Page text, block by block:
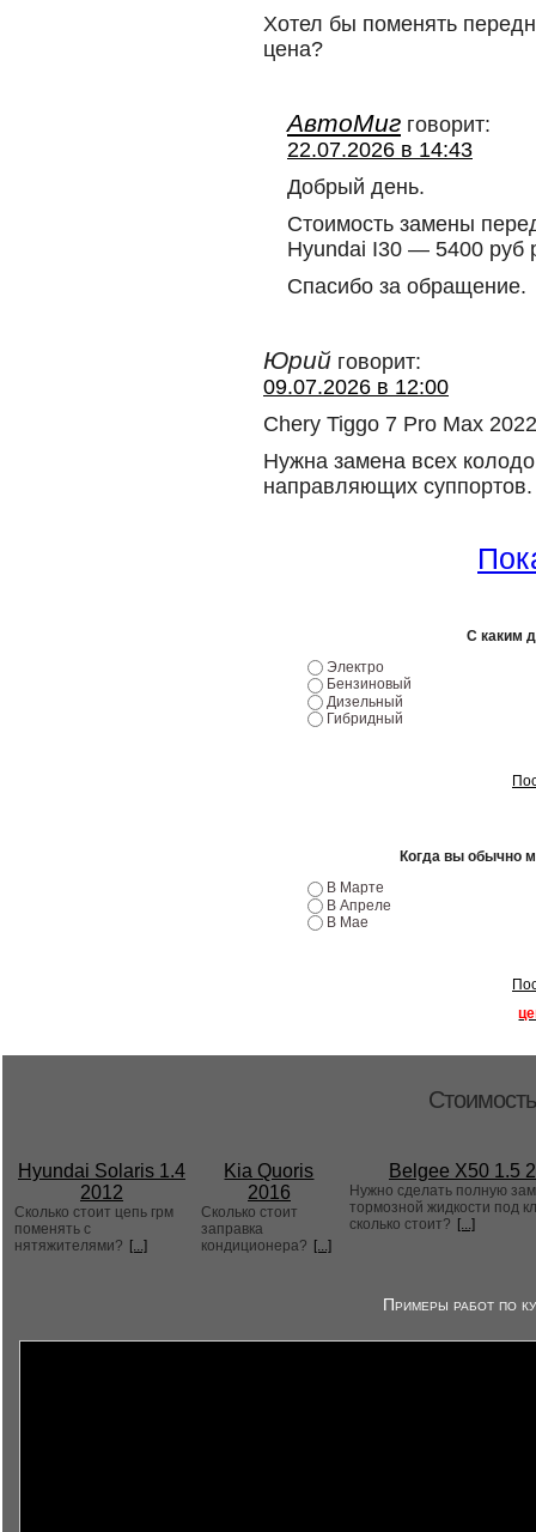
Хотел бы поменять
цена?
АвтоМиг говорит:
22.07.2026 в 14:43
Добрый день.
Стоимость замены
Hyundai I30 — 5400 руб
Спасибо за обращение.
Юрий говорит:
09.07.2026 в 12:00
Chery Tiggo 7 Pro Max 2022
Нужна замена всех
направляющих суппортов.
С каким
Электро
Бензиновый
Дизельный
Гибридный
Когда вы обычно
В Марте
В Апреле
В Мае
Hyundai Solaris 1.4
2012
Сколько стоит цепь грм
поменять с
нятяжителями? [...]
Kia Quoris
2016
Сколько стоит
заправка
кондиционера? [...]
Belgee X50 1.5
Нужно сделать полную
тормозной жидкости под
сколько стоит? [...]
Примеры работ по